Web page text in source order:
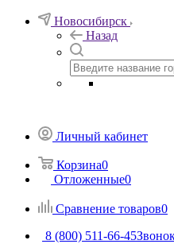
Новосибирск
Назад
Личный кабинет
Корзина0
Отложенные0
Сравнение товаров0
8 (800) 511-66-45